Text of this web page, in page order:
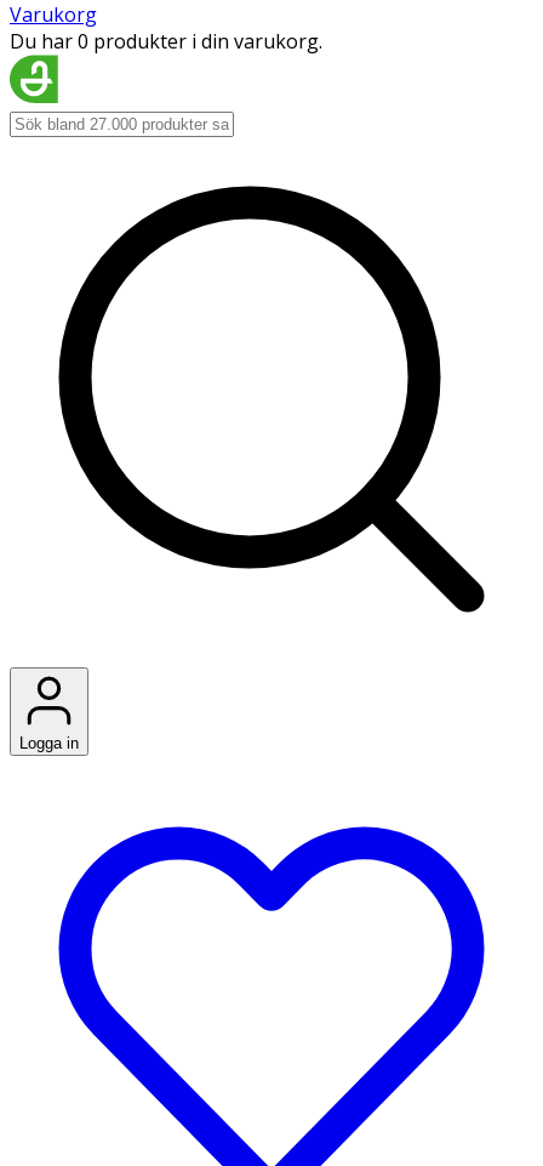
Varukorg
Du har 0 produkter i din varukorg.
Logga in